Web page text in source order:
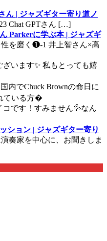
ん | ジャズギター寄り道ノ
Chat GPTさん […]
Parkerに学ぶ本 | ジャズギ
を磨く❶-1 井上智さん×高
います✨ 私もとっても嬉
国内でChuck Brownの命日に
ている方�
コです！すみません💦なん
ション | ジャズギター寄り
奏家を中心に、お聞きしま